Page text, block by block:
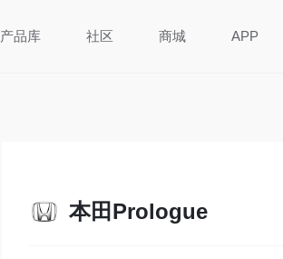
产品库 社区 商城 APP
本田Prologue